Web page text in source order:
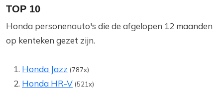
TOP 10
Honda personenauto's die de afgelopen 12 maanden
op kenteken gezet zijn.
Honda Jazz (787x)
Honda HR-V (521x)